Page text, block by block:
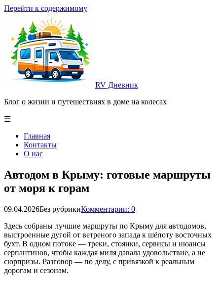
Перейти к содержимому
RV Дневник
Блог о жизни и путешествиях в доме на колесах
☰
Главная
Контакты
О нас
Автодом в Крыму: готовые маршруты
от моря к горам
09.04.2026Без рубрикиКомментарии: 0
Здесь собраны лучшие маршруты по Крыму для автодомов,
выстроенные дугой от ветреного запада к шёпоту восточных
бухт. В одном потоке — треки, стоянки, сервисы и нюансы
серпантинов, чтобы каждая миля давала удовольствие, а не
сюрпризы. Разговор — по делу, с привязкой к реальным
дорогам и сезонам.